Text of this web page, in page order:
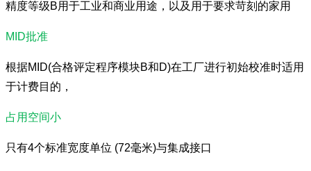
精度等级B用于工业和商业用途，以及用于要求苛刻的家用
MID批准
根据MID(合格评定程序模块B和D)在工厂进行初始校准时适用
于计费目的，
占用空间小
只有4个标准宽度单位 (72毫米)与集成接口